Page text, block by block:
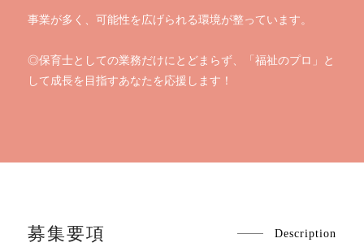
事業が多く、可能性を広げられる環境が整っています。
◎保育士としての業務だけにとどまらず、「福祉のプロ」と
して成長を目指すあなたを応援します！
募集要項 Description